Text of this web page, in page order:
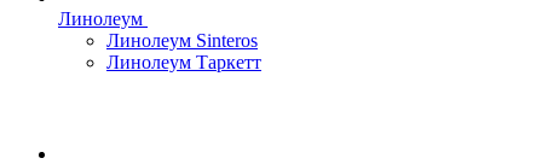
Линолеум
Линолеум Sinteros
Линолеум Таркетт